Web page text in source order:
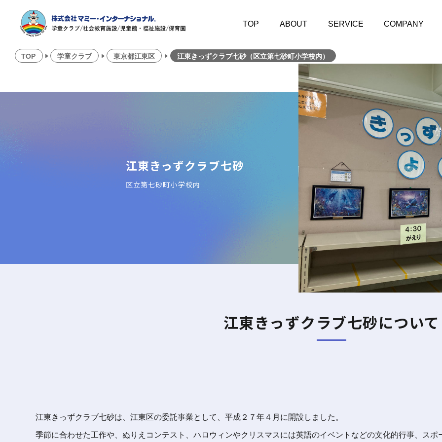
TOP ABOUT SERVICE COMPANY
TOP 学童クラブ 東京都江東区 江東きっずクラブ七砂（区立第七砂町小学校内）
江東きっずクラブ七砂
区立第七砂町小学校内
江東きっずクラブ七砂について
江東きっずクラブ七砂は、江東区の委託事業として、平成２７年４月に開設しました。
季節に合わせた工作や、ぬりえコンテスト、ハロウィンやクリスマスには英語のイベントなどの文化的行事、スポ